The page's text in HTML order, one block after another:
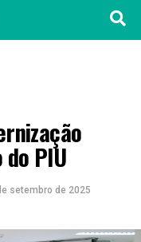
PIU
setembro de 2025